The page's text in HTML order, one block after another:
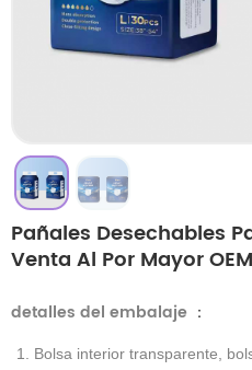
Pañales Desechables
Venta Al Por Mayor
detalles del embalaje ：
1. Bolsa interior transparente,